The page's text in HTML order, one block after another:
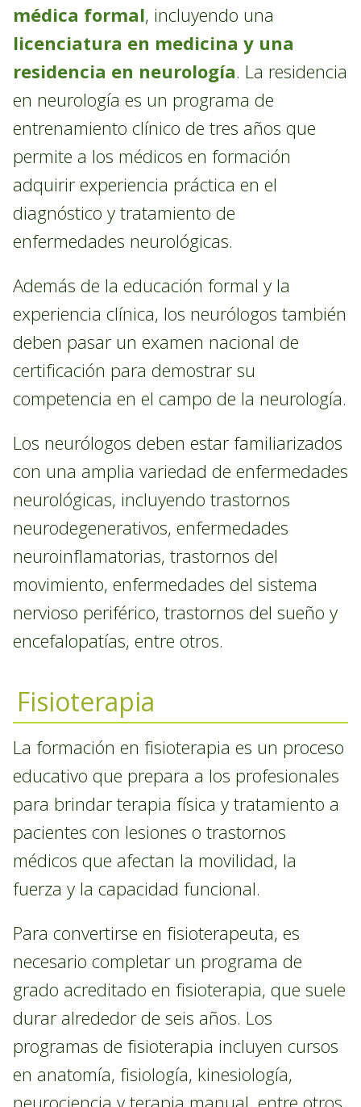
médica formal, incluyendo una
licenciatura en medicina y una
residencia en neurología. La residencia
en neurología es un programa de
entrenamiento clínico de tres años que
permite a los médicos en formación
adquirir experiencia práctica en el
diagnóstico y tratamiento de
enfermedades neurológicas.
Además de la educación formal y la
experiencia clínica, los neurólogos también
deben pasar un examen nacional de
certificación para demostrar su
competencia en el campo de la neurología.
Los neurólogos deben estar familiarizados
con una amplia variedad de enfermedades
neurológicas, incluyendo trastornos
neurodegenerativos, enfermedades
neuroinflamatorias, trastornos del
movimiento, enfermedades del sistema
nervioso periférico, trastornos del sueño y
encefalopatías, entre otros.
Fisioterapia
La formación en fisioterapia es un proceso
educativo que prepara a los profesionales
para brindar terapia física y tratamiento a
pacientes con lesiones o trastornos
médicos que afectan la movilidad, la
fuerza y la capacidad funcional.
Para convertirse en fisioterapeuta, es
necesario completar un programa de
grado acreditado en fisioterapia, que suele
durar alrededor de seis años. Los
programas de fisioterapia incluyen cursos
en anatomía, fisiología, kinesiología,
neurociencia y terapia manual, entre otros.